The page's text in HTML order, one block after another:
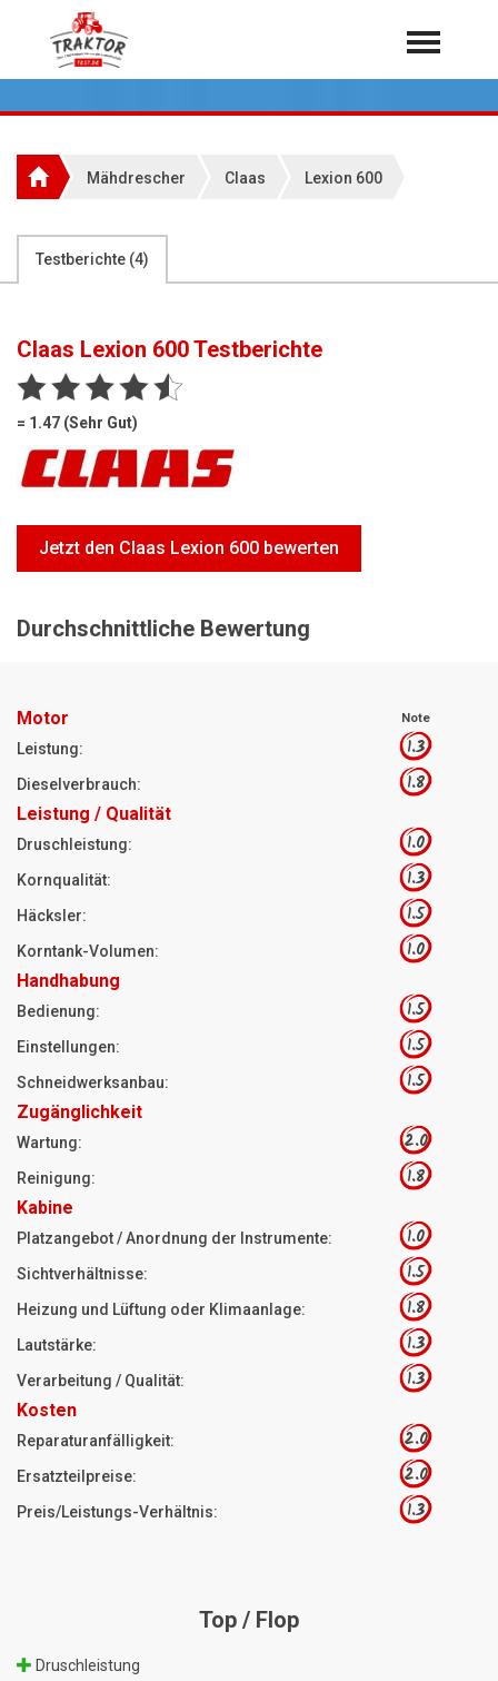
Home
Rundballenpressen
Teleskoplader
Rasentraktoren
Hoflader
Jetzt Bewerten
Über 7.000 Testberichte
Mähdrescher Claas Lexion 600
Testberichte (4)
Claas Lexion 600Testberichte
= 1.47 (Sehr Gut)
Jetzt den Claas Lexion 600 bewerten
Durchschnittliche Bewertung
Motor Note
Leistung: 1.3
Dieselverbrauch: 1.8
Leistung / Qualität
Druschleistung: 1.0
Kornqualität: 1.3
Häcksler: 1.5
Korntank-Volumen: 1.0
Handhabung
Bedienung: 1.5
Einstellungen: 1.5
Schneidwerksanbau: 1.5
Zugänglichkeit
Wartung: 2.0
Reinigung: 1.8
Kabine
Platzangebot / Anordnung der Instrumente: 1.0
Sichtverhältnisse: 1.5
Heizung und Lüftung oder Klimaanlage: 1.8
Lautstärke: 1.3
Verarbeitung / Qualität: 1.3
Kosten
Reparaturanfälligkeit: 2.0
Ersatzteilpreise: 2.0
Preis/Leistungs-Verhältnis: 1.3
Top / Flop
Druschleistung